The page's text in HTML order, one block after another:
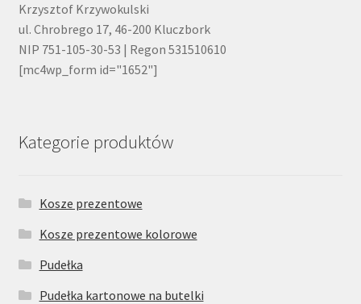
Krzysztof Krzywokulski
ul. Chrobrego 17, 46-200 Kluczbork
NIP 751-105-30-53 | Regon 531510610
[mc4wp_form id="1652"]
Kategorie produktów
Kosze prezentowe
Kosze prezentowe kolorowe
Pudełka
Pudełka kartonowe na butelki